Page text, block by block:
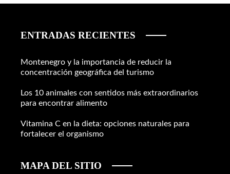
ENTRADAS RECIENTES
Montenegro y la importancia de reducir la
concentración geográfica del turismo
Los 10 animales con sentidos más extraordinarios
para encontrar alimento
Vitamina C en la dieta: opciones naturales para
fortalecer el organismo
MAPA DEL SITIO